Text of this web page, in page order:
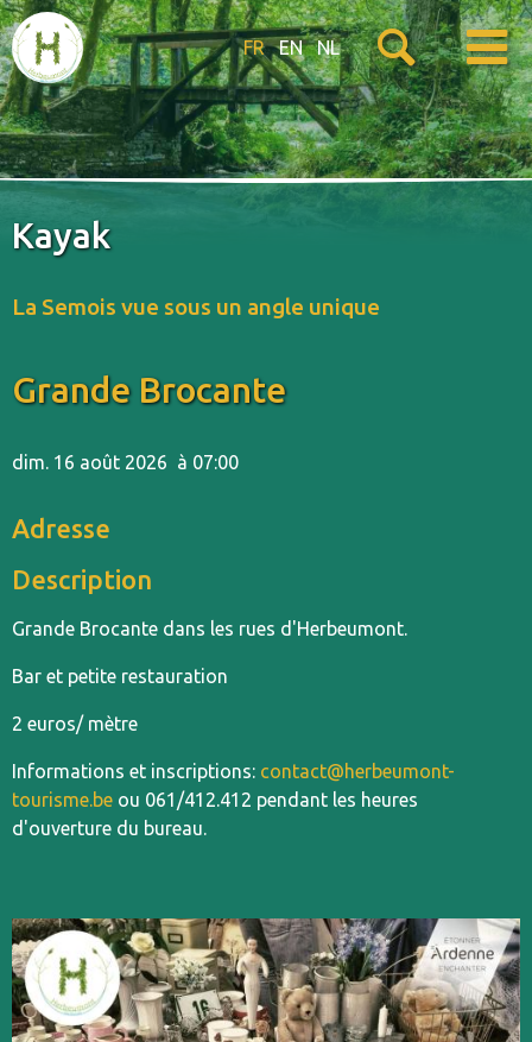
FR EN NL
Kayak
La Semois vue sous un angle unique
Grande Brocante
dim. 16 août 2026 à 07:00
Adresse
Description
Grande Brocante dans les rues d'Herbeumont.
Bar et petite restauration
2 euros/ mètre
Informations et inscriptions: contact@herbeumont-
tourisme.be ou 061/412.412 pendant les heures
d'ouverture du bureau.